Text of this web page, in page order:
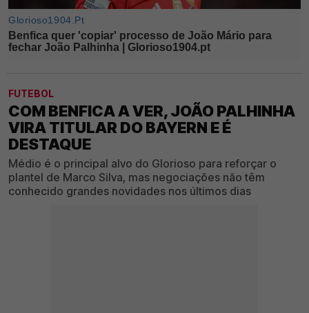
FUTEBOL
COM BENFICA A VER, JOÃO PALHINHA
VIRA TITULAR DO BAYERN E É
DESTAQUE
Médio é o principal alvo do Glorioso para reforçar o
plantel de Marco Silva, mas negociações não têm
conhecido grandes novidades nos últimos dias